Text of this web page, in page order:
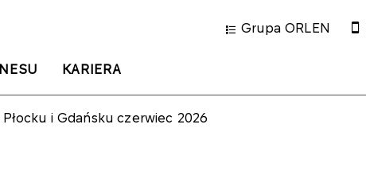
KARIERA
Grupa ORLEN
i Gdańsku czerwiec 2026